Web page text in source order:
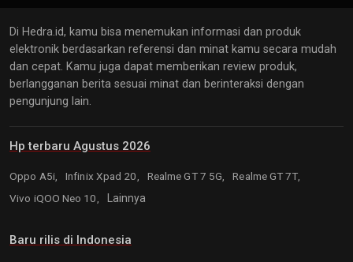
Di Hedra.id, kamu bisa menemukan informasi dan produk
elektronik berdasarkan referensi dan minat kamu secara mudah
dan cepat. Kamu juga dapat memberikan review produk,
berlangganan berita sesuai minat dan berinteraksi dengan
pengunjung lain.
Hp terbaru Agustus 2026
Oppo A5i, Infinix Xpad 20, Realme GT 7 5G,
Realme GT 7T,
Vivo iQOO Neo 10,
Lainnya
Baru rilis di Indonesia